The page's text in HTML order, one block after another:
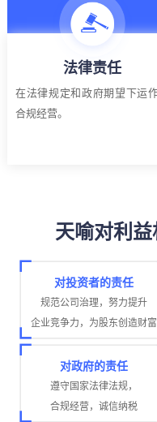
法律责任
在法律规定和政府期望下运作
合规经营。
天喻对利
对投资者的责任
规范公司治理，努力提升
企业竞争力，为股东创造财富
对政府的责任
遵守国家法律法规，
合规经营，诚信纳税